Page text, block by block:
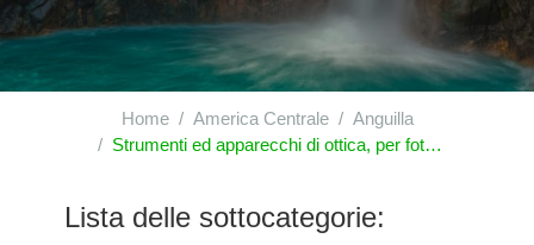
Home America Centrale
Anguilla
Strumenti ed apparecchi di ottica, per fotografia e per cinematografia, di misura, di controllo o di precisione; strumenti ed apparecchi medico-chirurgici; parti ed accessori di questi strumenti o apparecchi
Lista delle sottocategorie: